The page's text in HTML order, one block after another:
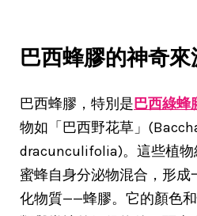
巴西蜂膠的神奇來
巴西蜂膠，特別是巴西綠蜂
物如「巴西野花草」
dracunculifolia)。這些植物
蜜蜂自身分泌物混合，形成
化物質——蜂膠。它的顏色